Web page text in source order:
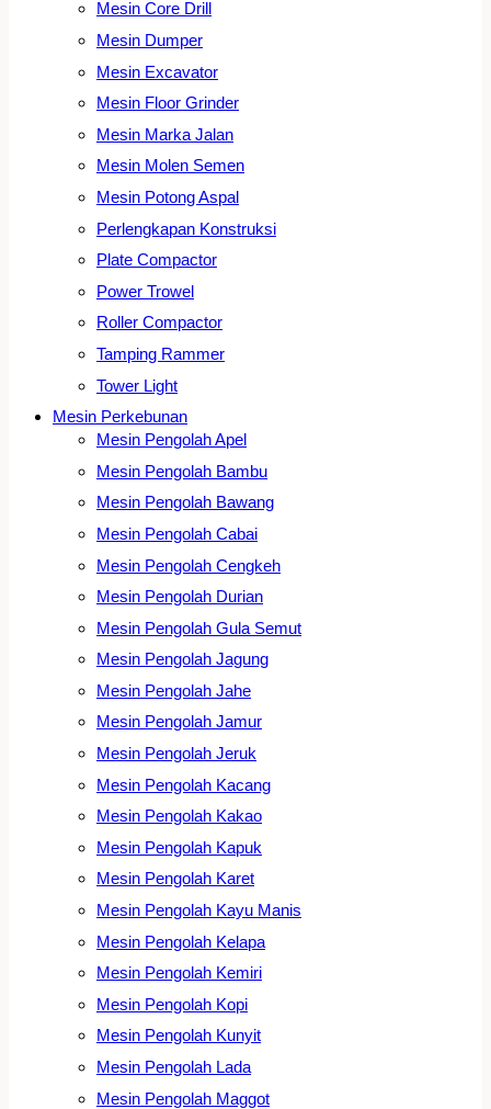
Mesin Core Drill
Mesin Dumper
Mesin Excavator
Mesin Floor Grinder
Mesin Marka Jalan
Mesin Molen Semen
Mesin Potong Aspal
Perlengkapan Konstruksi
Plate Compactor
Power Trowel
Roller Compactor
Tamping Rammer
Tower Light
Mesin Perkebunan
Mesin Pengolah Apel
Mesin Pengolah Bambu
Mesin Pengolah Bawang
Mesin Pengolah Cabai
Mesin Pengolah Cengkeh
Mesin Pengolah Durian
Mesin Pengolah Gula Semut
Mesin Pengolah Jagung
Mesin Pengolah Jahe
Mesin Pengolah Jamur
Mesin Pengolah Jeruk
Mesin Pengolah Kacang
Mesin Pengolah Kakao
Mesin Pengolah Kapuk
Mesin Pengolah Karet
Mesin Pengolah Kayu Manis
Mesin Pengolah Kelapa
Mesin Pengolah Kemiri
Mesin Pengolah Kopi
Mesin Pengolah Kunyit
Mesin Pengolah Lada
Mesin Pengolah Maggot